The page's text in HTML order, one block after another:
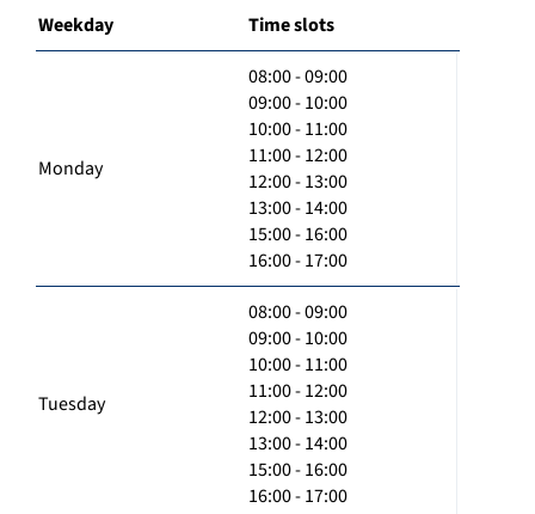
Weekday Time slots
Monday
08:00 - 09:00
09:00 - 10:00
10:00 - 11:00
11:00 - 12:00
12:00 - 13:00
13:00 - 14:00
15:00 - 16:00
16:00 - 17:00
Tuesday
08:00 - 09:00
09:00 - 10:00
10:00 - 11:00
11:00 - 12:00
12:00 - 13:00
13:00 - 14:00
15:00 - 16:00
16:00 - 17:00